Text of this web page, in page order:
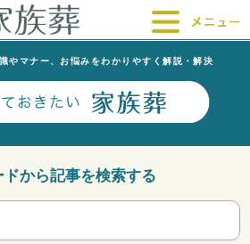
やマナー、お悩みをわかりやすく解説・解決
ドから記事を検索する